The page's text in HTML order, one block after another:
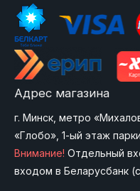
Адрес магазина
г. Минск, метро
«Глобо», 1-ый этаж
Внимание! Отдельный
входом в Беларусбанк (